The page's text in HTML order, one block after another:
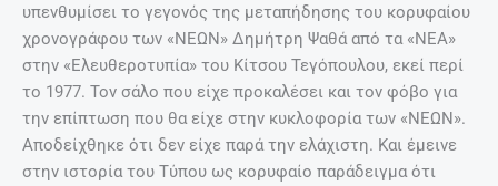
υπενθυμίσει το γεγονός της μεταπήδησης του κορυφαίου
χρονογράφου των «ΝΕΩΝ» Δημήτρη Ψαθά από τα «ΝΕΑ»
στην «Ελευθεροτυπία» του Κίτσου Τεγόπουλου, εκεί περί
το 1977. Τον σάλο που είχε προκαλέσει και τον φόβο για
την επίπτωση που θα είχε στην κυκλοφορία των «ΝΕΩΝ».
Αποδείχθηκε ότι δεν είχε παρά την ελάχιστη. Και έμεινε
στην ιστορία του Τύπου ως κορυφαίο παράδειγμα ότι